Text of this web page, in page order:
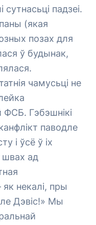
сутнасьці падзеі.
(якая
позах для
ў будынак,
чамусьці не
Гэбэшнікі
паводле
і ўсё ў іх
ад
некалі, пры
Дэвіс!» Мы